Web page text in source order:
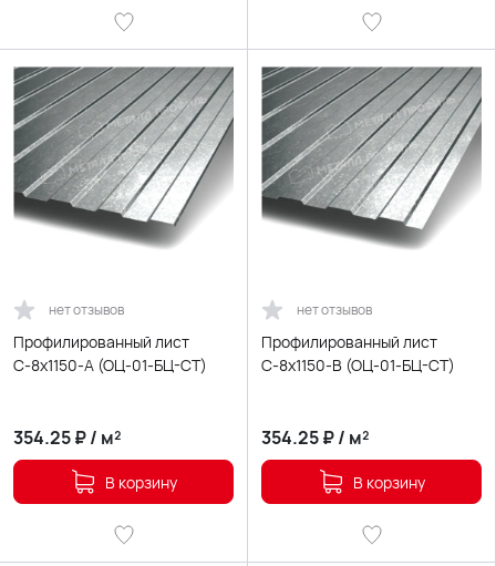
нет отзывов
Профилированный лист
С-8х1150-A (ОЦ-01-БЦ-СТ)
354.25₽/ м²
В корзину
нет отзывов
Профилированный лист
С-8х1150-B (ОЦ-01-БЦ-СТ)
354.25₽/ м²
В корзину